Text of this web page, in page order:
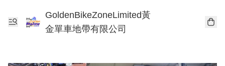
GoldenBikeZoneLimited黃
金單車地帶有限公司